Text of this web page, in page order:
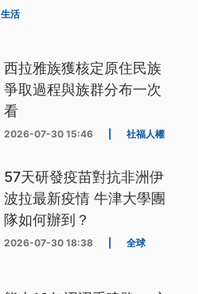
生活
西拉雅族獲核定原住民族
爭取過程與族群分布一次
看
2026-07-30 15:46 社福人權
57天研發疫苗對抗非洲伊
波拉最新疫情 牛津大學團
隊如何辦到？
2026-07-30 18:38 全球